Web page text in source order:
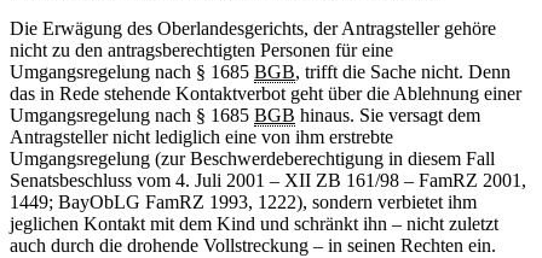
Die Erwägung des Oberlandesgerichts, der Antragsteller gehöre
nicht zu den antragsberechtigten Personen für eine
Umgangsregelung nach § 1685 BGB, trifft die Sache nicht. Denn
das in Rede stehende Kontaktverbot geht über die Ablehnung einer
Umgangsregelung nach § 1685 BGB hinaus. Sie versagt dem
Antragsteller nicht lediglich eine von ihm erstrebte
Umgangsregelung (zur Beschwerdeberechtigung in diesem Fall
Senatsbeschluss vom 4. Juli 2001 – XII ZB 161/98 – FamRZ 2001,
1449; BayObLG FamRZ 1993, 1222), sondern verbietet ihm
jeglichen Kontakt mit dem Kind und schränkt ihn – nicht zuletzt
auch durch die drohende Vollstreckung – in seinen Rechten ein.